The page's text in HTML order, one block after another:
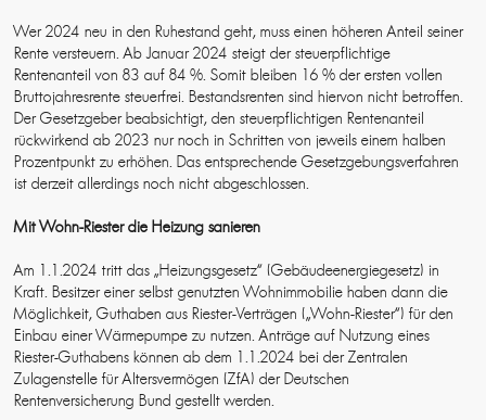
Wer 2024 neu in den Ruhestand geht, muss einen höheren Anteil seiner
Rente versteuern. Ab Januar 2024 steigt der steuerpflichtige
Rentenanteil von 83 auf 84 %. Somit bleiben 16 % der ersten vollen
Bruttojahresrente steuerfrei. Bestandsrenten sind hiervon nicht betroffen.
Der Gesetzgeber beabsichtigt, den steuerpflichtigen Rentenanteil
rückwirkend ab 2023 nur noch in Schritten von jeweils einem halben
Prozentpunkt zu erhöhen. Das entsprechende Gesetzgebungsverfahren
ist derzeit allerdings noch nicht abgeschlossen.
Mit Wohn-Riester die Heizung sanieren
Am 1.1.2024 tritt das „Heizungsgesetz“ (Gebäudeenergiegesetz) in
Kraft. Besitzer einer selbst genutzten Wohnimmobilie haben dann die
Möglichkeit, Guthaben aus Riester-Verträgen („Wohn-Riester“) für den
Einbau einer Wärmepumpe zu nutzen. Anträge auf Nutzung eines
Riester-Guthabens können ab dem 1.1.2024 bei der Zentralen
Zulagenstelle für Altersvermögen (ZfA) der Deutschen
Rentenversicherung Bund gestellt werden.